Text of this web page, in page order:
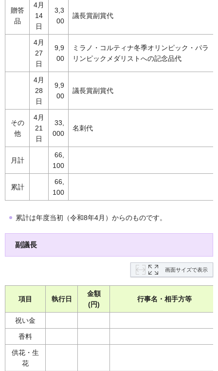
贈答
品
4月
14
日
3,3
00
議長賞副賞代
4月
27
日
9,9
00
ミラノ・コルティナ冬季オリンピック・パラ
リンピックメダリストへの記念品代
4月
28
日
9,9
00
議長賞副賞代
その
他
4月
21
日
33,
000
名刺代
月計
66,
100
累計
66,
100
累計は年度当初（令和8年4月）からのものです。
副議長
画面サイズで表示
項目 執行日
金額
(円)
行事名・相手方等
祝い金
香料
供花・生
花